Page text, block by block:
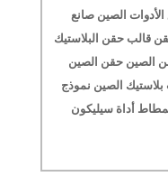
الصين صانع
قالب حقن البلاستيك
الصين حقن الصين
الصين نموذج
أداة سيليكون